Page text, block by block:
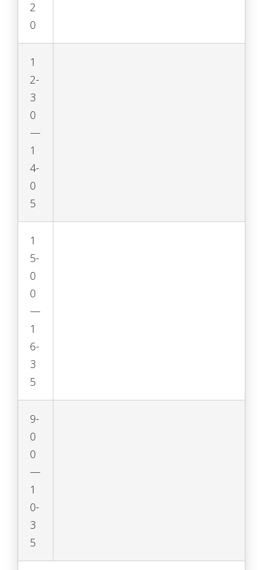
2
0
1
2-
3
0
—
1
4-
0
5
1
5-
0
0
—
1
6-
3
5
9-
0
0
—
1
0-
3
5